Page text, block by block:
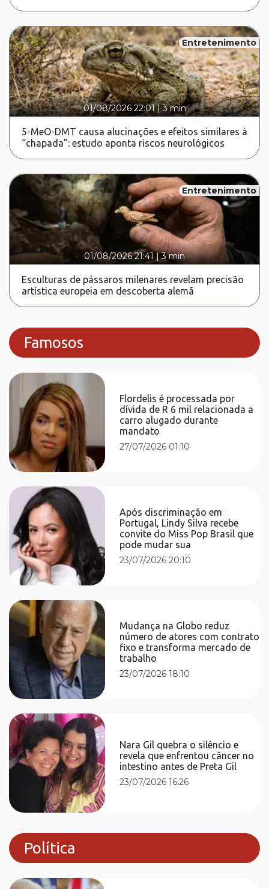
Entretenimento
01/08/2026 22:01|3 min
5-MeO-DMT causa alucinações e efeitos similares à
“chapada”: estudo aponta riscos neurológicos
Entretenimento
01/08/2026 21:41 |3 min
Esculturas de pássaros milenares revelam precisão
artística europeia em descoberta alemã
Famosos
Flordelis é processada por
dívida de R 6 mil relacionada a
carro alugado durante
mandato
27/07/2026 01:10
Após discriminação em
Portugal, Lindy Silva recebe
convite do Miss Pop Brasil que
pode mudar sua
23/07/2026 20:10
Mudança na Globo reduz
número de atores com contrato
fixo e transforma mercado de
trabalho
23/07/2026 18:10
Nara Gil quebra o silêncio e
revela que enfrentou câncer no
intestino antes de Preta Gil
23/07/2026 16:26
Política